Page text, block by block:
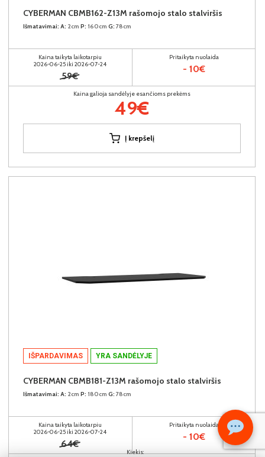
Kiekis:
CYBERMAN CBMB162-Z13M rašomojo stalo stalviršis
Išmatavimai: A: 2cm P: 160cm G: 78cm
Kaina taikyta laikotarpiu
2026-06-25 iki 2026-07-24
59€
Pritaikyta nuolaida
- 10€
Kaina galioja sandėlyje esančioms prekėms
49€
Į krepšelį
IŠPARDAVIMAS YRA SANDĖLYJE
CYBERMAN CBMB181-Z13M rašomojo stalo stalviršis
Išmatavimai: A: 2cm P: 180cm G: 78cm
Kaina taikyta laikotarpiu
2026-06-25 iki 2026-07-24
64€
Pritaikyta nuolaida
- 10€